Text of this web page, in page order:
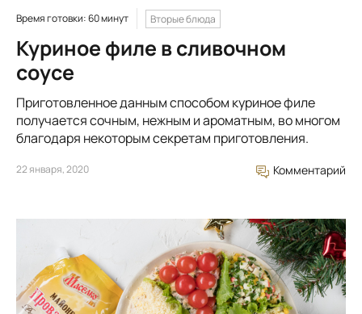
Время готовки: 60 минут Вторые блюда
Куриное филе в сливочном
соусе
Приготовленное данным способом куриное филе
получается сочным, нежным и ароматным, во многом
благодаря некоторым секретам приготовления.
22 января, 2020 Комментарий